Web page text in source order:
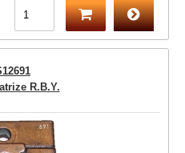
R.B.Y.